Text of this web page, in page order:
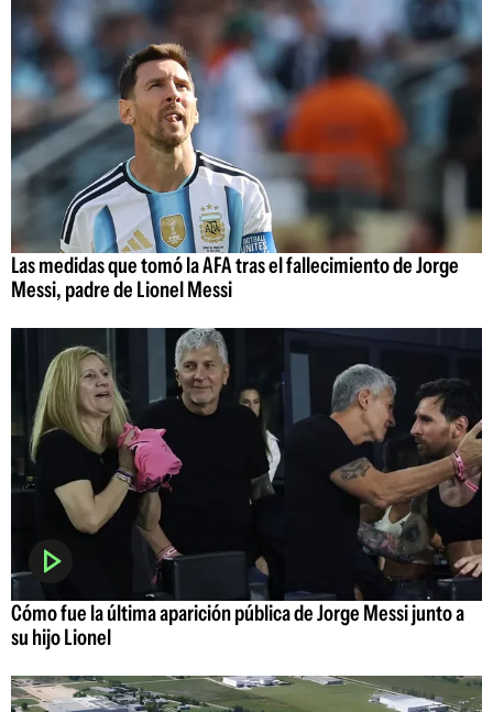
Las medidas que tomó la AFA tras el fallecimiento de Jorge
Messi, padre de Lionel Messi
Cómo fue la última aparición pública de Jorge Messi junto a
su hijo Lionel